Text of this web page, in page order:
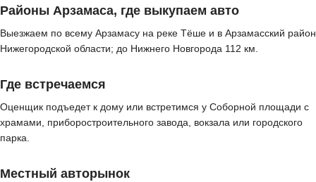
Районы Арзамаса, где выкупаем авто
Выезжаем по всему Арзамасу на реке Тёше и в Арзамасский район
Нижегородской области; до Нижнего Новгорода 112 км.
Где встречаемся
Оценщик подъедет к дому или встретимся у Соборной площади с
храмами, приборостроительного завода, вокзала или городского
парка.
Местный авторынок